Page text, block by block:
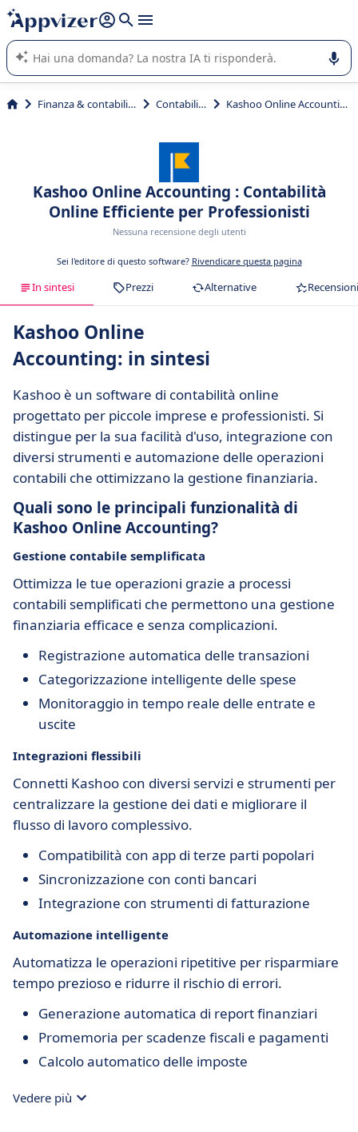
righe con
shift + enter
L'IA di Appvizer vi guida nell'utilizzo o nella scelta di un
software SaaS per la vostra azienda.
Finanza & contabilità Contabilità Kashoo Online Accounting
Kashoo Online Accounting : Contabilità
Online Efficiente per Professionisti
Nessuna recensione degli utenti
Sei l'editore di questo software? Rivendicare questa pagina
In sintesi Prezzi Alternative Recensioni
Kashoo Online
Accounting: in sintesi
Kashoo è un software di contabilità online
progettato per piccole imprese e professionisti. Si
distingue per la sua facilità d'uso, integrazione con
diversi strumenti e automazione delle operazioni
contabili che ottimizzano la gestione finanziaria.
Quali sono le principali funzionalità di
Kashoo Online Accounting?
Gestione contabile semplificata
Ottimizza le tue operazioni grazie a processi
contabili semplificati che permettono una gestione
finanziaria efficace e senza complicazioni.
Registrazione automatica delle transazioni
Categorizzazione intelligente delle spese
Monitoraggio in tempo reale delle entrate e
uscite
Integrazioni flessibili
Connetti Kashoo con diversi servizi e strumenti per
centralizzare la gestione dei dati e migliorare il
flusso di lavoro complessivo.
Compatibilità con app di terze parti popolari
Sincronizzazione con conti bancari
Integrazione con strumenti di fatturazione
Automazione intelligente
Automatizza le operazioni ripetitive per risparmiare
tempo prezioso e ridurre il rischio di errori.
Generazione automatica di report finanziari
Promemoria per scadenze fiscali e pagamenti
Calcolo automatico delle imposte
Vedere più